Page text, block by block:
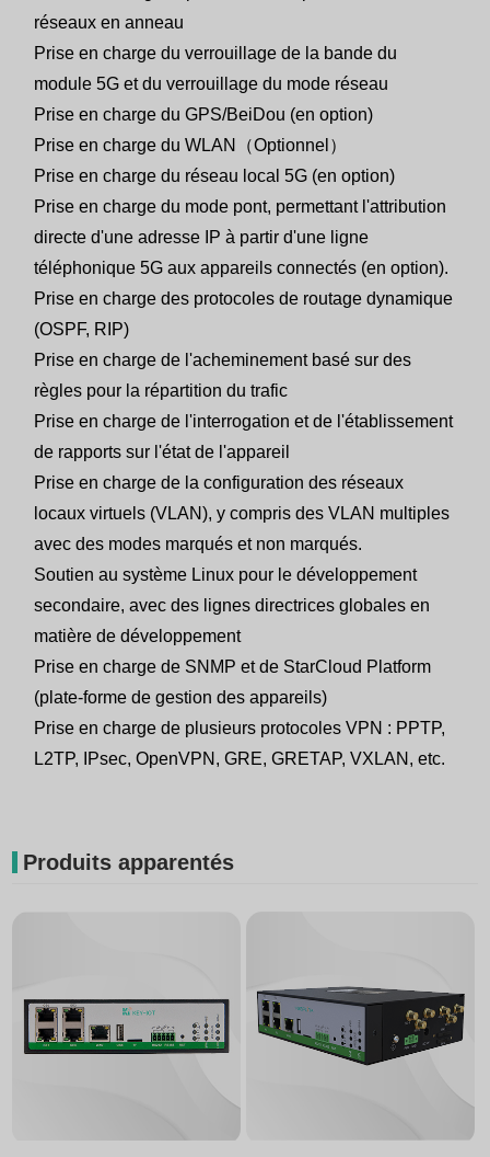
réseaux en anneau
Prise en charge du verrouillage de la bande du
module 5G et du verrouillage du mode réseau
Prise en charge du GPS/BeiDou (en option)
Prise en charge du WLAN（Optionnel）
Prise en charge du réseau local 5G (en option)
Prise en charge du mode pont, permettant l'attribution
directe d'une adresse IP à partir d'une ligne
téléphonique 5G aux appareils connectés (en option).
Prise en charge des protocoles de routage dynamique
(OSPF, RIP)
Prise en charge de l'acheminement basé sur des
règles pour la répartition du trafic
Prise en charge de l'interrogation et de l'établissement
de rapports sur l'état de l'appareil
Prise en charge de la configuration des réseaux
locaux virtuels (VLAN), y compris des VLAN multiples
avec des modes marqués et non marqués.
Soutien au système Linux pour le développement
secondaire, avec des lignes directrices globales en
matière de développement
Prise en charge de SNMP et de StarCloud Platform
(plate-forme de gestion des appareils)
Prise en charge de plusieurs protocoles VPN : PPTP,
L2TP, IPsec, OpenVPN, GRE, GRETAP, VXLAN, etc.
Produits apparentés